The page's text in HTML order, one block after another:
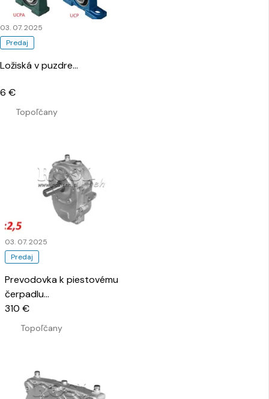
Predaj
03. 07. 2025
Ložiská v puzdre…
Topoľčany
6 €
Predaj
03. 07. 2025
Prevodovka k piestovému
čerpadlu…
Topoľčany
310 €